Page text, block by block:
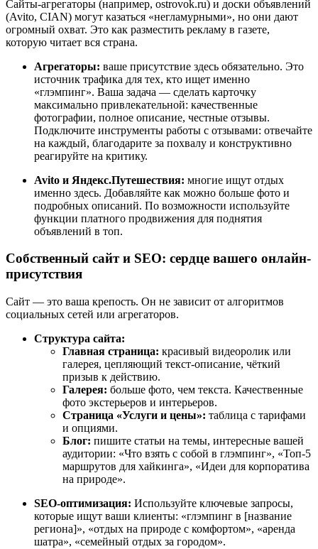
Сайты-агрегаторы (например, ostrovok.ru) и доски объявлений
(Avito, CIAN) могут казаться «негламурными», но они дают
огромный охват. Это как разместить рекламу в газете,
которую читает вся страна.
Агрегаторы: ваше присутствие здесь обязательно. Это
источник трафика для тех, кто ищет именно
«глэмпинг». Ваша задача — сделать карточку
максимально привлекательной: качественные
фотографии, полное описание, честные отзывы.
Подключите инструменты работы с отзывами: отвечайте
на каждый, благодарите за похвалу и конструктивно
реагируйте на критику.
Avito и Яндекс.Путешествия: многие ищут отдых
именно здесь. Добавляйте как можно больше фото и
подробных описаний. По возможности используйте
функции платного продвижения для поднятия
объявлений в топ.
Собственный сайт и SEO: сердце вашего онлайн-
присутствия
Сайт — это ваша крепость. Он не зависит от алгоритмов
социальных сетей или агрегаторов.
Структура сайта:
Главная страница: красивый видеоролик или
галерея, цепляющий текст-описание, чёткий
призыв к действию.
Галерея: больше фото, чем текста. Качественные
фото экстерьеров и интерьеров.
Страница «Услуги и цены»: таблица с тарифами
и опциями.
Блог: пишите статьи на темы, интересные вашей
аудитории: «Что взять с собой в глэмпинг», «Топ-5
маршрутов для хайкинга», «Идеи для корпоратива
на природе».
SEO-оптимизация: Используйте ключевые запросы,
которые ищут ваши клиенты: «глэмпинг в [название
региона]», «отдых на природе с комфортом», «аренда
шатра», «семейный отдых за городом».